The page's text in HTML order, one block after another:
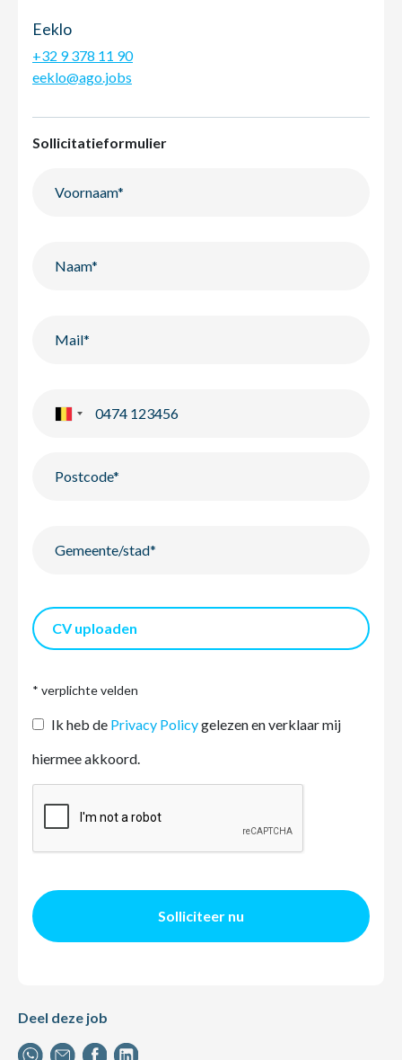
Eeklo
+32 9 378 11 90
eeklo@ago.jobs
Sollicitatieformulier
CV uploaden
* verplichte velden
Ik heb de Privacy Policygelezen en verklaar mij
hiermee akkoord.
Solliciteer nu
Deel deze job